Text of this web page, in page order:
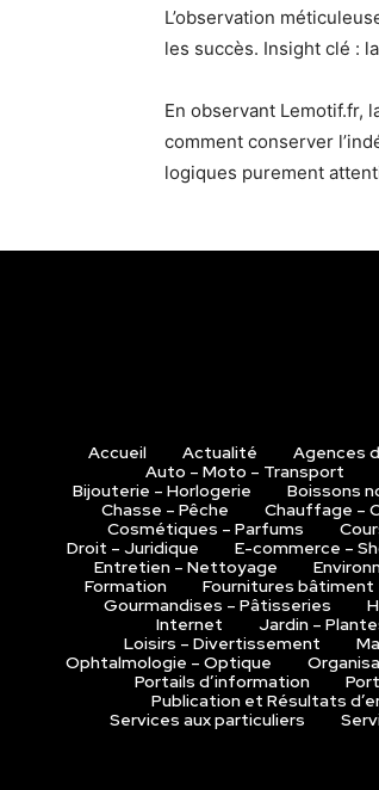
L’observation
les succès. Insight clé :
En observant Lemotif.fr,
comment conserver
logiques purement
Accueil Actualité Agences
Auto – Moto – Transport
Bijouterie – Horlogerie
Boissons
Chasse – Pêche
Chauffage –
Cosmétiques – Parfums
Droit – Juridique
E-commerce –
Entretien – Nettoyage
Formation
Fournitures bâtiment
Gourmandises – Pâtisseries
Internet
Jardin –
Loisirs – Divertissement
Ophtalmologie – Optique
Portails d’information
Publication et Résultats
Services aux particuliers